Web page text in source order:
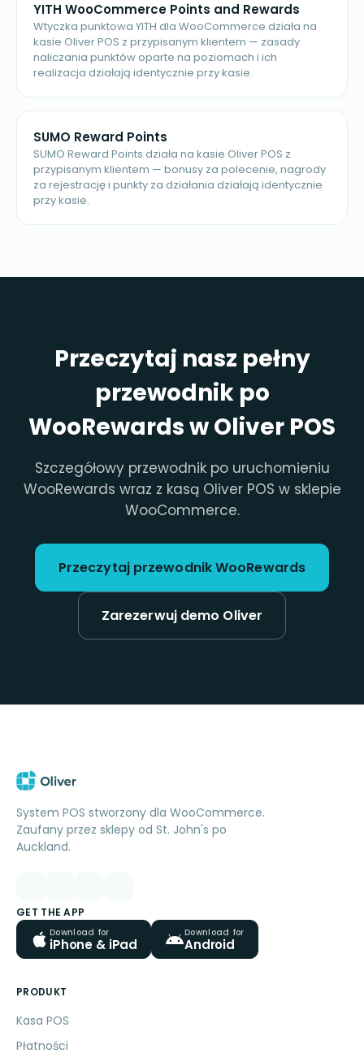
YITH WooCommerce Points and Rewards
Wtyczka punktowa YITH dla WooCommerce działa na
kasie Oliver POS z przypisanym klientem — zasady
naliczania punktów oparte na poziomach i ich
realizacja działają identycznie przy kasie.
SUMO Reward Points
SUMO Reward Points działa na kasie Oliver POS z
przypisanym klientem — bonusy za polecenie, nagrody
za rejestrację i punkty za działania działają identycznie
przy kasie.
Przeczytaj nasz pełny
przewodnik po
WooRewards w Oliver POS
Szczegółowy przewodnik po uruchomieniu
WooRewards wraz z kasą Oliver POS w sklepie
WooCommerce.
Przeczytaj przewodnik WooRewards
Zarezerwuj demo Oliver
System POS stworzony dla WooCommerce.
Zaufany przez sklepy od St. John's po
Auckland.
GET THE APP
Download for
iPhone & iPad
Download for
Android
PRODUKT
Kasa POS
Płatności